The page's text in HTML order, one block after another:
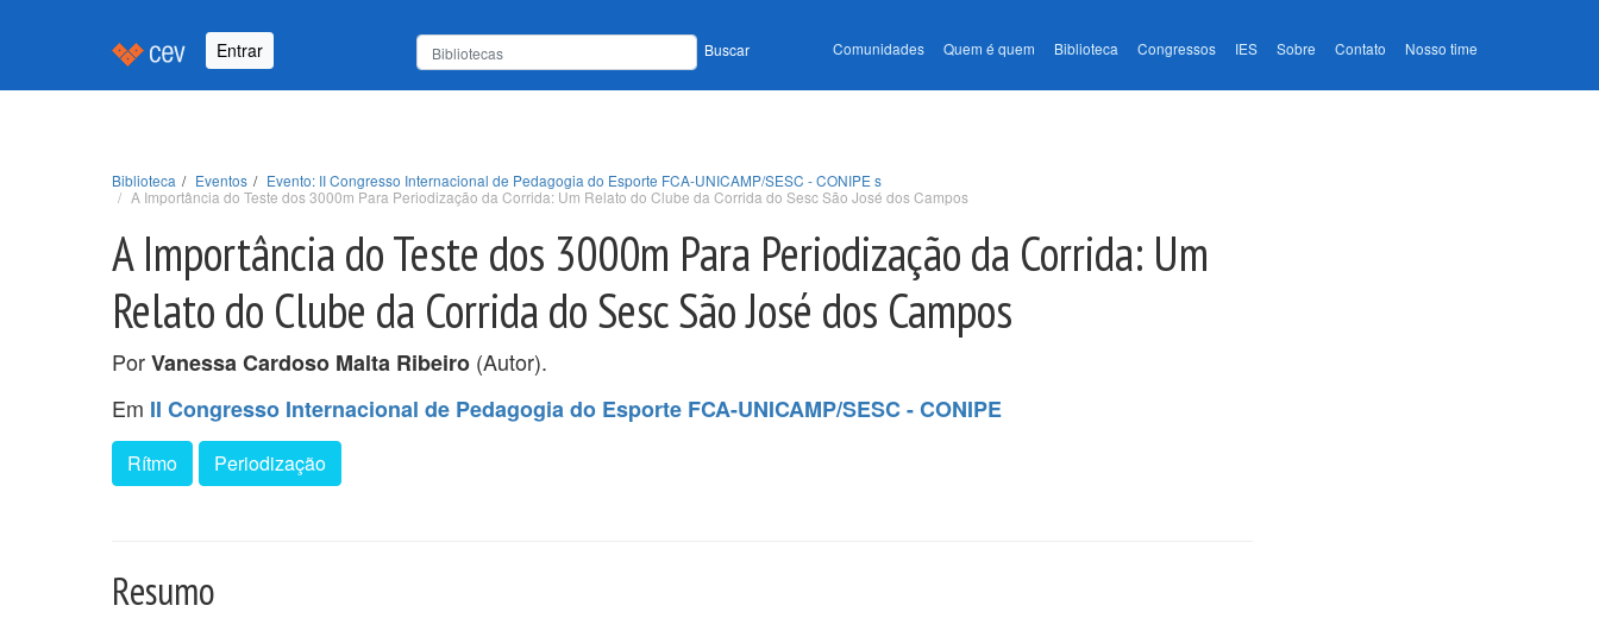
Entrar Buscar Comunidades Quem é quem Biblioteca Congressos IES Sobre Contato Nosso time
Biblioteca Eventos
Evento: II Congresso Internacional de Pedagogia do Esporte FCA-UNICAMP/SESC - CONIPE s
A Importância do Teste dos 3000m Para Periodização da Corrida: Um Relato do Clube da Corrida do Sesc São José dos Campos
A Importância do Teste dos 3000m Para Periodização da Corrida: Um
Relato do Clube da Corrida do Sesc São José dos Campos
PorVanessa Cardoso Malta Ribeiro (Autor).
Em II Congresso Internacional de Pedagogia do Esporte FCA-UNICAMP/SESC - CONIPE
Rítmo Periodização
Resumo